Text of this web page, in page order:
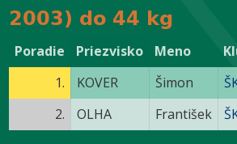
2003) do 44 kg
Poradie Priezvisko Meno
1.
KOVER Šimon
2.
OLHA František